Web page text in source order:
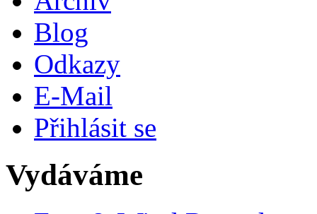
Blog
Odkazy
E-Mail
Přihlásit se
Vydáváme